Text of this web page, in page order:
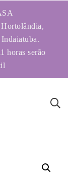
Hortolândia,
horas serão